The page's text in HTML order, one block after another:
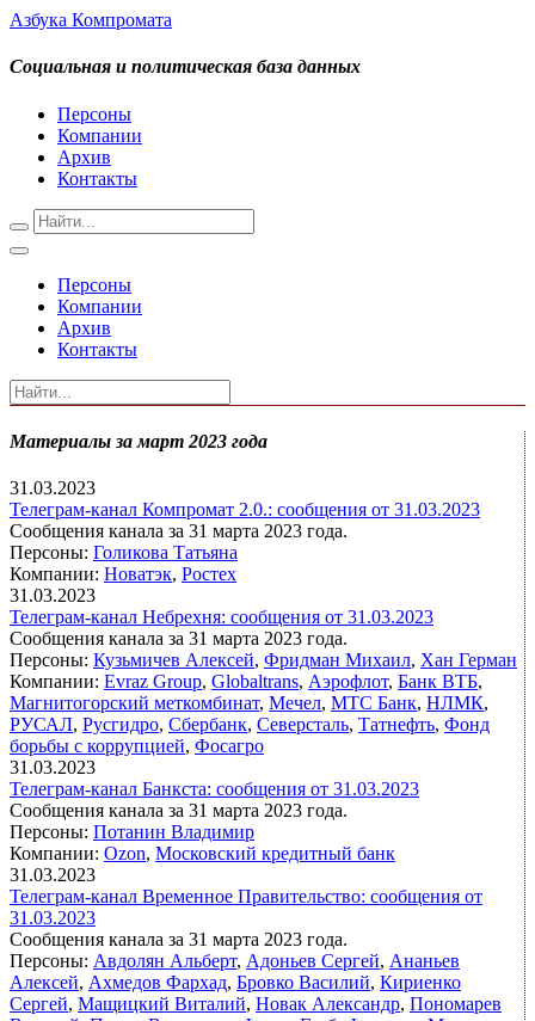
Азбука Компромата
Социальная и политическая база данных
Персоны
Компании
Архив
Контакты
Персоны
Компании
Архив
Контакты
Материалы за март 2023 года
31.03.2023
Телеграм-канал Компромат 2.0.: сообщения от 31.03.2023
Сообщения канала за 31 марта 2023 года.
Персоны: Голикова Татьяна
Компании: Новатэк, Ростех
31.03.2023
Телеграм-канал Небрехня: сообщения от 31.03.2023
Сообщения канала за 31 марта 2023 года.
Персоны: Кузьмичев Алексей, Фридман Михаил, Хан Герман
Компании: Evraz Group, Globaltrans, Аэрофлот, Банк ВТБ,
Магнитогорский меткомбинат, Мечел, МТС Банк, НЛМК,
РУСАЛ, Русгидро, Сбербанк, Северсталь, Татнефть, Фонд
борьбы с коррупцией, Фосагро
31.03.2023
Телеграм-канал Банкста: сообщения от 31.03.2023
Сообщения канала за 31 марта 2023 года.
Персоны: Потанин Владимир
Компании: Ozon, Московский кредитный банк
31.03.2023
Телеграм-канал Временное Правительство: сообщения от
31.03.2023
Сообщения канала за 31 марта 2023 года.
Персоны: Авдолян Альберт, Адоньев Сергей, Ананьев
Алексей, Ахмедов Фархад, Бровко Василий, Кириенко
Сергей, Мащицкий Виталий, Новак Александр, Пономарев